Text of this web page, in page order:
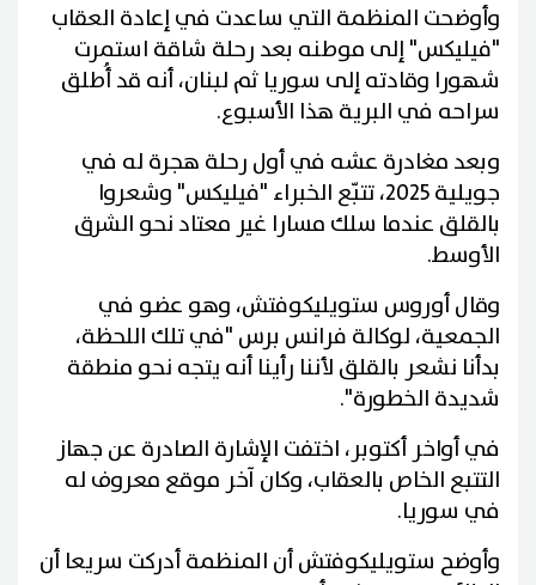
وأوضحت المنظمة التي ساعدت في إعادة العقاب
"فيليكس" إلى موطنه بعد رحلة شاقة استمرت
شهورا وقادته إلى سوريا ثم لبنان، أنه قد أُطلق
سراحه في البرية هذا الأسبوع.
وبعد مغادرة عشه في أول رحلة هجرة له في
جويلية 2025، تتبّع الخبراء "فيليكس" وشعروا
بالقلق عندما سلك مسارا غير معتاد نحو الشرق
الأوسط.
وقال أوروس ستويليكوفتش، وهو عضو في
الجمعية، لوكالة فرانس برس "في تلك اللحظة،
بدأنا نشعر بالقلق لأننا رأينا أنه يتجه نحو منطقة
شديدة الخطورة".
في أواخر أكتوبر، اختفت الإشارة الصادرة عن جهاز
التتبع الخاص بالعقاب، وكان آخر موقع معروف له
في سوريا.
وأوضح ستويليكوفتش أن المنظمة أدركت سريعا أن